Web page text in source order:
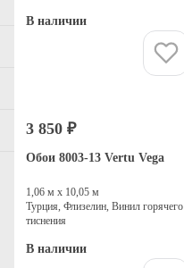
В наличии
3 850 ₽
Обои 8003-13 Vertu Vega
1,06 м х 10,05 м
Турция, Флизелин, Винил горячего
тиснения
В наличии